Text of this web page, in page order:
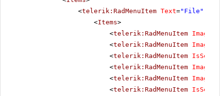
<telerik:RadMenuItem Text="File"
<Items>
<telerik:RadMenuItem
<telerik:RadMenuItem
<telerik:RadMenuItem
<telerik:RadMenuItem
<telerik:RadMenuItem
<telerik:RadMenuItem